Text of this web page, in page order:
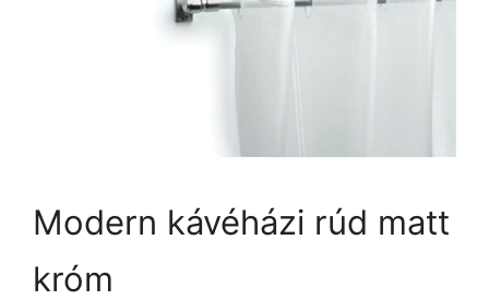
Modern kávéházi rúd matt
króm